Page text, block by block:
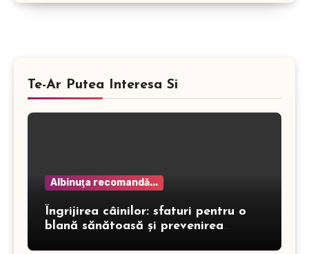
Te-Ar Putea Interesa Si
Albinuţa recomandă...
Îngrijirea câinilor: sfaturi pentru o
blană sănătoasă și prevenirea